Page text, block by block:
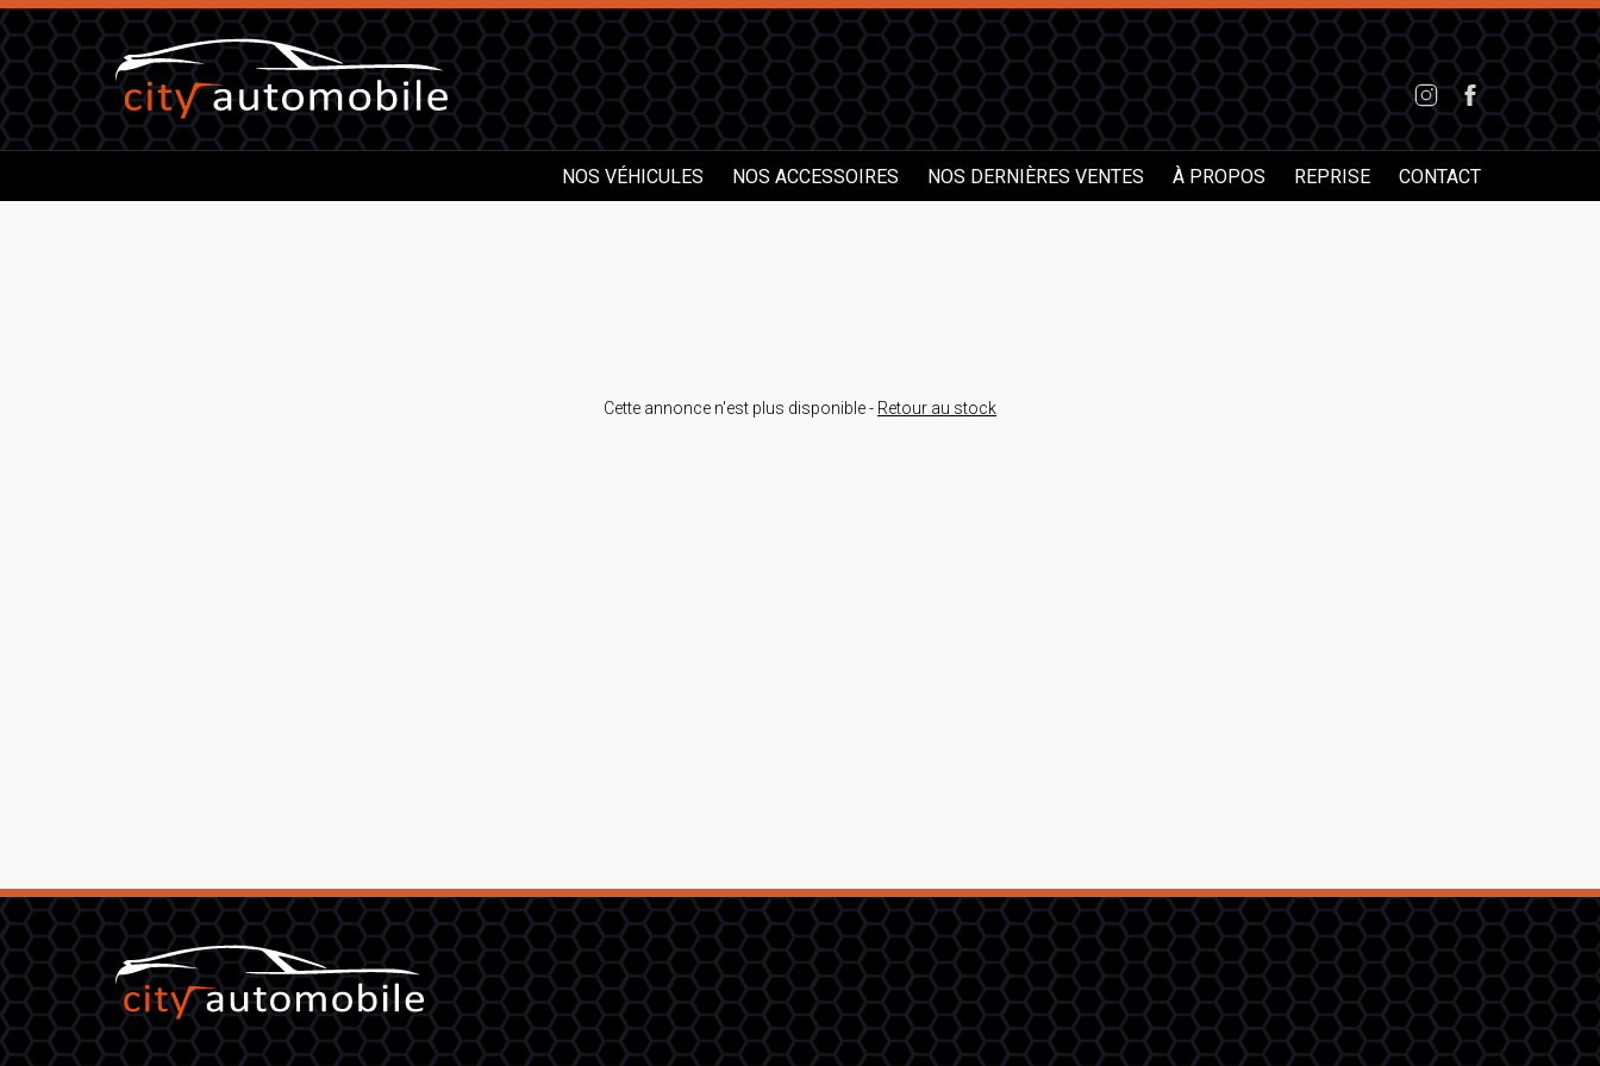
NOS VÉHICULES NOS ACCESSOIRES NOS DERNIÈRES VENTES À PROPOS REPRISE CONTACT
Cette annonce n'est plus disponible - Retour au stock